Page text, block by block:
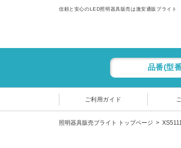
信頼と安心のLED照明器具販売は激安通販ブライト
品番(型
ご利用ガイド
照明器具販売ブライト トップページ